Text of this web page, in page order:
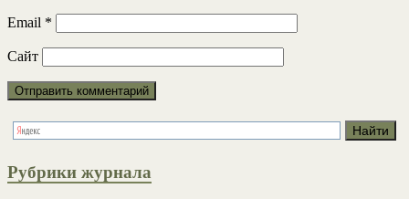
Email *
Сайт
Рубрики журнала